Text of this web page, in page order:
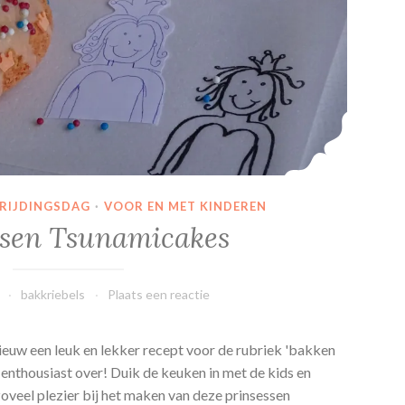
· VOOR EN MET KINDEREN
Tsunamicakes
bakkriebels Plaats een reactie
een leuk en lekker recept voor de rubriek 'bakken
over! Duik de keuken in met de kids en
plezier bij het maken van deze prinsessen